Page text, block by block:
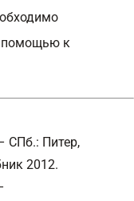
помощью к
СПб.: Питер,
2012.